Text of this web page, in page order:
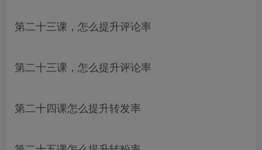
第二十三课，怎么提升评论率
第二十三课，怎么提升评论率
第二十四课怎么提升转发率